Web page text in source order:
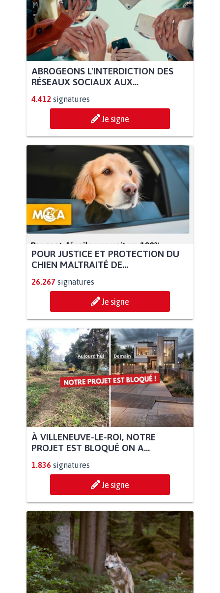
ABROGEONS L'INTERDICTION DES
RÉSEAUX SOCIAUX AUX...
4.412 signatures
Je signe
POUR JUSTICE ET PROTECTION DU
CHIEN MALTRAITÉ DE...
26.267 signatures
Je signe
À VILLENEUVE-LE-ROI, NOTRE
PROJET EST BLOQUÉ ON A...
1.836 signatures
Je signe